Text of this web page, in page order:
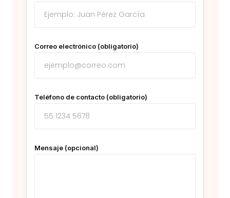
Correo electrónico (obligatorio)
Teléfono de contacto (obligatorio)
Mensaje (opcional)